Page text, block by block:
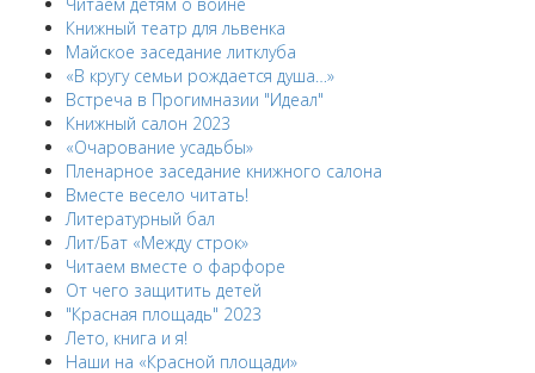
Книжный театр для львенка
Майское заседание литклуба
«В кругу семьи рождается душа…»
Встреча в Прогимназии "Идеал"
Книжный салон 2023
«Очарование усадьбы»
Пленарное заседание книжного салона
Вместе весело читать!
Литературный бал
Лит/Бат «Между строк»
Читаем вместе о фарфоре
От чего защитить детей
"Красная площадь" 2023
Лето, книга и я!
Наши на «Красной площади»